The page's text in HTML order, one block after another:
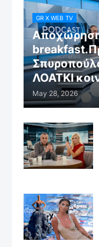
GR X WEB TV
ΛΟΑΤΚΙ
May 28, 2026